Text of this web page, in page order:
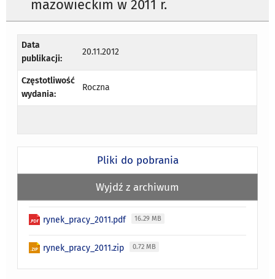
mazowieckim w 2011 r.
Data
publikacji:
20.11.2012
Częstotliwość
wydania:
Roczna
Pliki do pobrania
Wyjdź z archiwum
rynek_pracy_2011.pdf 16.29 MB
rynek_pracy_2011.zip 0.72 MB